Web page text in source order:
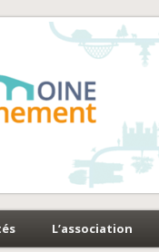
L’association